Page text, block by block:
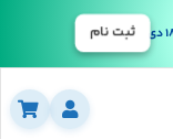
ثبت نام